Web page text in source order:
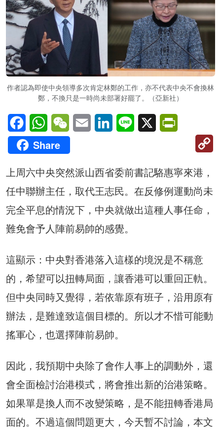
作者認為即使中央領導多次肯定林鄭的工作，亦不代表中央不會換林
鄭，不換只是一時尚未部署好罷了。（亞新社）
FacebookWhatsAppWeChatEmail LinkedInLine X
Share
上周六中央突然派山西省委前書記駱惠寧來港，
任中聯辦主任，取代王志民。在反修例運動尚未
完全平息的情況下，中央就做出這種人事任命，
難免會予人陣前易帥的感覺。
這顯示：中央對香港落入這樣的境況是不稱意
的，希望可以扭轉局面，讓香港可以重回正軌。
但中央同時又覺得，若依靠原有班子，沿用原有
辦法，是難達致這個目標的。所以才不惜可能動
搖軍心，也選擇陣前易帥。
因此，我預期中央除了會作人事上的調動外，還
會全面檢討治港模式，將會推出新的治港策略。
如果單是換人而不改變策略，是不能扭轉香港局
面的。不過這個問題更大，今天暫不討論，本文